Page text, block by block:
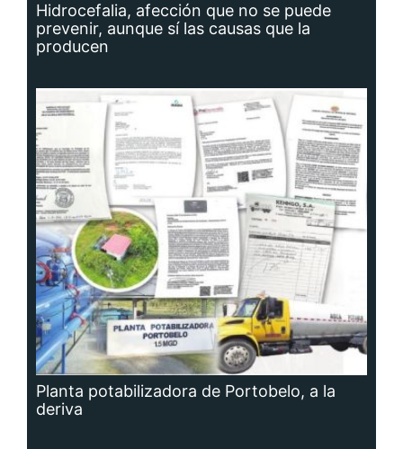
Hidrocefalia, afección que no se puede
prevenir, aunque sí las causas que la
producen
Planta potabilizadora de Portobelo, a la
deriva